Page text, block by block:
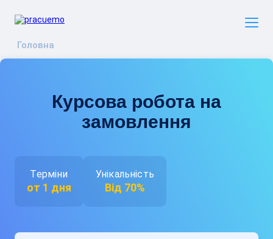
Головна
Курсова робота на
замовлення
Терміни
от 1 дня
Унікальність
Від 70%